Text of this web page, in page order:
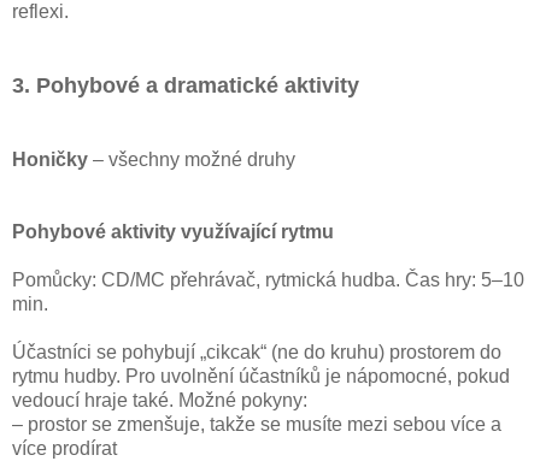
reflexi.
3. Pohybové a dramatické aktivity
Honičky – všechny možné druhy
Pohybové aktivity využívající rytmu
Pomůcky: CD/MC přehrávač, rytmická hudba. Čas hry: 5–10
min.
Účastníci se pohybují „cikcak“ (ne do kruhu) prostorem do
rytmu hudby. Pro uvolnění účastníků je nápomocné, pokud
vedoucí hraje také. Možné pokyny:
– prostor se zmenšuje, takže se musíte mezi sebou více a
více prodírat